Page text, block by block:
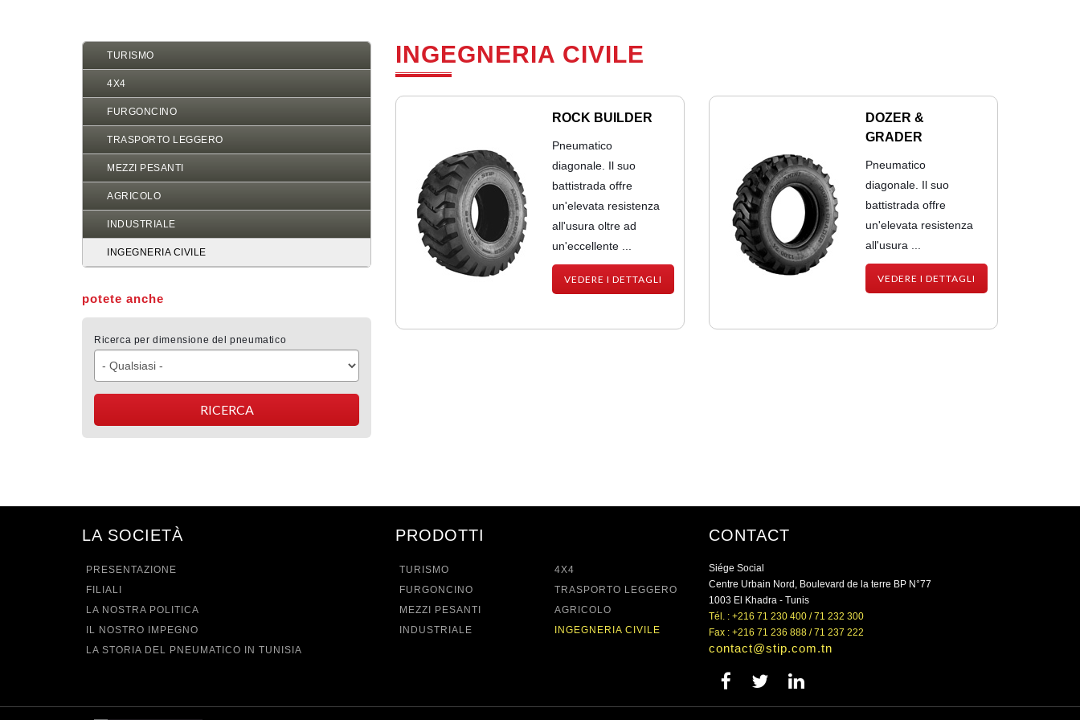
TURISMO
4X4
FURGONCINO
TRASPORTO LEGGERO
MEZZI PESANTI
AGRICOLO
INDUSTRIALE
INGEGNERIA CIVILE
potete anche
Ricerca per dimensione del pneumatico
INGEGNERIA CIVILE
ROCK BUILDER
Pneumatico
diagonale. Il suo
battistrada offre
un'elevata resistenza
all'usura oltre ad
un'eccellente ...
VEDERE I DETTAGLI
DOZER &
GRADER
Pneumatico
diagonale. Il suo
battistrada offre
un'elevata resistenza
all'usura ...
VEDERE I DETTAGLI
LA SOCIETÀ
PRESENTAZIONE
FILIALI
LA NOSTRA POLITICA
IL NOSTRO IMPEGNO
LA STORIA DEL PNEUMATICO IN TUNISIA
PRODOTTI
TURISMO
4X4
FURGONCINO
TRASPORTO LEGGERO
MEZZI PESANTI
AGRICOLO
INDUSTRIALE
INGEGNERIA CIVILE
CONTACT
Siége Social
Centre Urbain Nord, Boulevard de la terre BP N°77
1003 El Khadra - Tunis
Tél. : +216 71 230 400 / 71 232 300
Fax : +216 71 236 888 / 71 237 222
contact@stip.com.tn